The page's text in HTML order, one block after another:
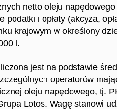
netto oleju
podatki i opłaty (akcyza,
krajowym w określony
l.
jest na podstawie
operatorów
oleju napędowego, tj.
Lotos. Wagę stanowi